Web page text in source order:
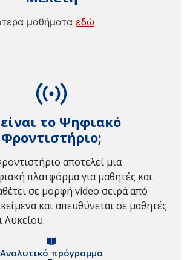
το Ψηφιακό
Φροντιστήριο;
αποτελεί μια
πλατφόρμα για μαθητές και
σε μορφή video σειρά από
και απευθύνεται σε μαθητές
Λυκείου.
Αναλυτικό πρόγραμμα
μαθήματα εδώ